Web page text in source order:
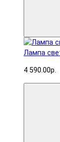
Лампа
4 590.00р.